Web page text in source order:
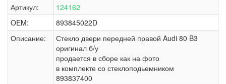
Артикул:
124162
OEM:
893845022D
Описание:
Стекло двери передней правой Audi 80 B3
оригинал б/у
продается в сборе как на фото
в комплекте со стеклоподьемником
893837400